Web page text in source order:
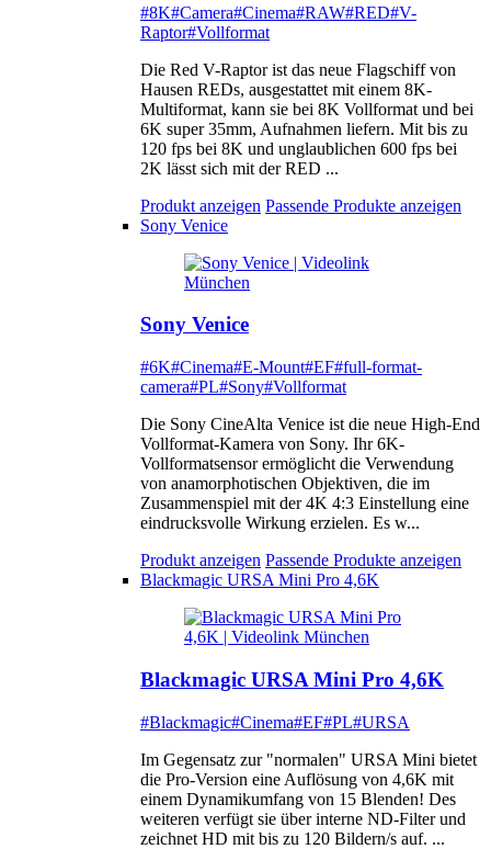
#8K#Camera#Cinema#RAW#RED#V-
Raptor#Vollformat
Die Red V-Raptor ist das neue Flagschiff von
Hausen REDs, ausgestattet mit einem 8K-
Multiformat, kann sie bei 8K Vollformat und bei
6K super 35mm, Aufnahmen liefern. Mit bis zu
120 fps bei 8K und unglaublichen 600 fps bei
2K lässt sich mit der RED ...
Produkt anzeigen Passende Produkte anzeigen
Sony Venice
Sony Venice
#6K#Cinema#E-Mount#EF#full-format-
camera#PL#Sony#Vollformat
Die Sony CineAlta Venice ist die neue High-End
Vollformat-Kamera von Sony. Ihr 6K-
Vollformatsensor ermöglicht die Verwendung
von anamorphotischen Objektiven, die im
Zusammenspiel mit der 4K 4:3 Einstellung eine
eindrucksvolle Wirkung erzielen. Es w...
Produkt anzeigen Passende Produkte anzeigen
Blackmagic URSA Mini Pro 4,6K
Blackmagic URSA Mini Pro 4,6K
#Blackmagic#Cinema#EF#PL#URSA
Im Gegensatz zur "normalen" URSA Mini bietet
die Pro-Version eine Auflösung von 4,6K mit
einem Dynamikumfang von 15 Blenden! Des
weiteren verfügt sie über interne ND-Filter und
zeichnet HD mit bis zu 120 Bildern/s auf. ...